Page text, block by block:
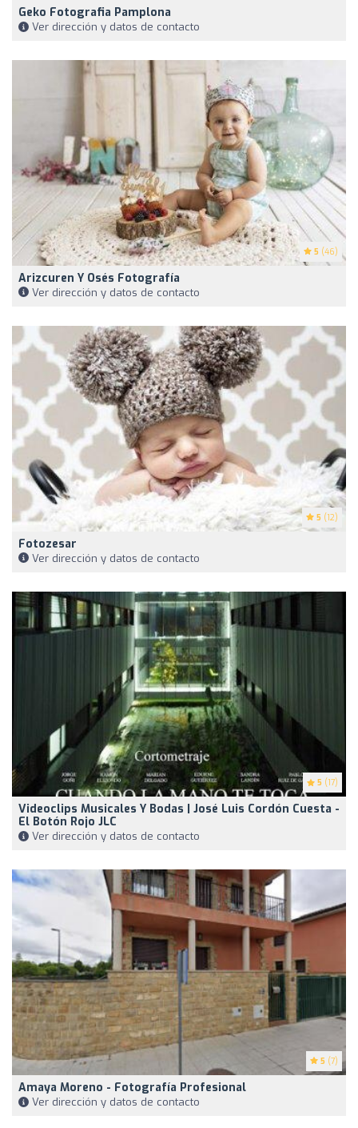
Geko Fotografia Pamplona
Ver dirección y datos de contacto
5 (46)
Arizcuren Y Osés Fotografía
Ver dirección y datos de contacto
5 (12)
Fotozesar
Ver dirección y datos de contacto
5 (17)
Videoclips Musicales Y Bodas | José Luis Cordón Cuesta -
El Botón Rojo JLC
Ver dirección y datos de contacto
5 (7)
Amaya Moreno - Fotografía Profesional
Ver dirección y datos de contacto